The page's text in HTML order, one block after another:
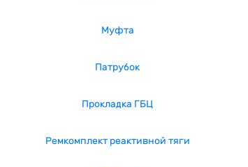
Муфта
Патрубок
Прокладка ГБЦ
Ремкомплект реактивной тяги